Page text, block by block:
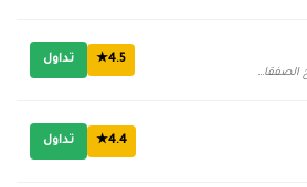
التداول الاجتماعي ونسخ الصفقات
4.5★ تداول
4.4★ تداول